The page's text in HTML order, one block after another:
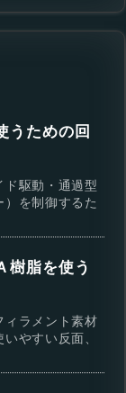
うための回
ド駆動・通過型
を制御するた
樹脂を使う
ィラメント素材
やすい反面、